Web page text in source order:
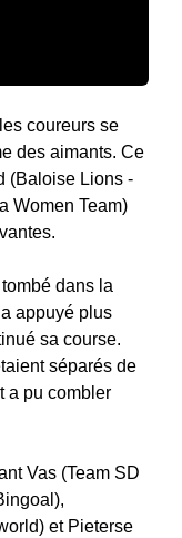
coureurs se
des aimants. Ce
(Baloise Lions -
Women Team)
dans la
appuyé plus
sa course.
séparés de
a pu combler
Vas (Team SD
et Pieterse